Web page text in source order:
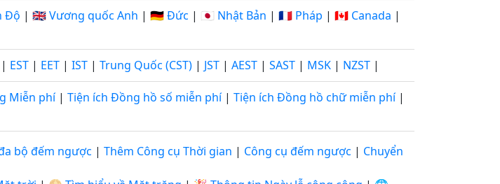
Độ | 🇬🇧 Vương quốc Anh | 🇩🇪 Đức | 🇯🇵 Nhật Bản | 🇫🇷 Pháp | 🇨🇦 Canada |
| EST | EET | IST | Trung Quốc (CST) | JST | AEST | SAST | MSK | NZST |
Miễn phí| Tiện ích Đồng hồ số miễn phí| Tiện ích Đồng hồ chữ miễn phí|
bộ đếm ngược | Thêm Công cụ Thời gian | Công cụ đếm ngược | Chuyển